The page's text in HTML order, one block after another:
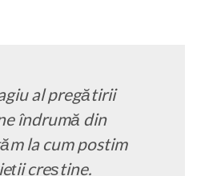
al pregătirii
îndrumă din
la cum postim
creștine.